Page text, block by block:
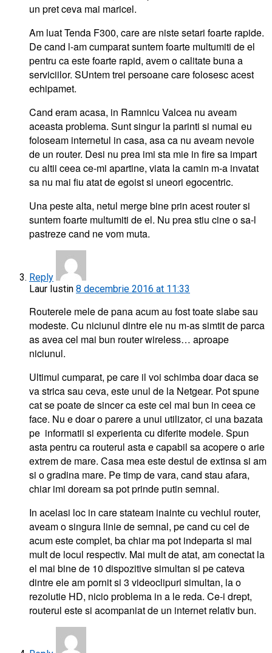
un pret ceva mai maricel.
Am luat Tenda F300, care are niste setari foarte rapide.
De cand l-am cumparat suntem foarte multumiti de el
pentru ca este foarte rapid, avem o calitate buna a
serviciilor. SUntem trei persoane care folosesc acest
echipamet.
Cand eram acasa, in Ramnicu Valcea nu aveam
aceasta problema. Sunt singur la parinti si numai eu
foloseam internetul in casa, asa ca nu aveam nevoie
de un router. Desi nu prea imi sta mie in fire sa impart
cu altii ceea ce-mi apartine, viata la camin m-a invatat
sa nu mai fiu atat de egoist si uneori egocentric.
Una peste alta, netul merge bine prin acest router si
suntem foarte multumiti de el. Nu prea stiu cine o sa-l
pastreze cand ne vom muta.
Reply
Laur Iustin 8 decembrie 2016 at 11:33
Routerele mele de pana acum au fost toate slabe sau
modeste. Cu niciunul dintre ele nu m-as simtit de parca
as avea cel mai bun router wireless… aproape
niciunul.
Ultimul cumparat, pe care il voi schimba doar daca se
va strica sau ceva, este unul de la Netgear. Pot spune
cat se poate de sincer ca este cel mai bun in ceea ce
face. Nu e doar o parere a unui utilizator, ci una bazata
pe informatii si experienta cu diferite modele. Spun
asta pentru ca routerul asta e capabil sa acopere o arie
extrem de mare. Casa mea este destul de extinsa si am
si o gradina mare. Pe timp de vara, cand stau afara,
chiar imi doream sa pot prinde putin semnal.
In acelasi loc in care stateam inainte cu vechiul router,
aveam o singura linie de semnal, pe cand cu cel de
acum este complet, ba chiar ma pot indeparta si mai
mult de locul respectiv. Mai mult de atat, am conectat la
el mai bine de 10 dispozitive simultan si pe cateva
dintre ele am pornit si 3 videoclipuri simultan, la o
rezolutie HD, nicio problema in a le reda. Ce-i drept,
routerul este si acompaniat de un internet relativ bun.